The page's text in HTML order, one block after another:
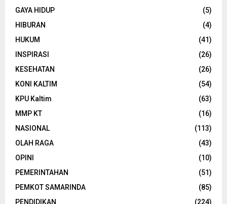
GAYA HIDUP
(5)
HIBURAN
(4)
HUKUM
(41)
INSPIRASI
(26)
KESEHATAN
(26)
KONI KALTIM
(54)
KPU Kaltim
(63)
MMP KT
(16)
NASIONAL
(113)
OLAH RAGA
(43)
OPINI
(10)
PEMERINTAHAN
(51)
PEMKOT SAMARINDA
(85)
PENDIDIKAN
(224)